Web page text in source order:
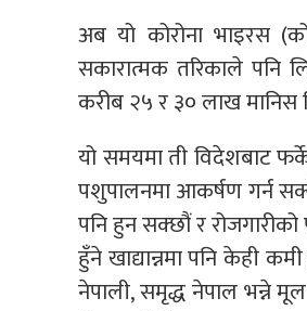
अब यो कोरोना भाइरस
सकारात्मक तरिकाले पनि
करीब २५ र ३० लाख
यो समयमा ती विदेशबाट
पशुपालनमा आकर्षण गर्न
पनि हुन सक्छौं र
हुँने खाद्यान्नमा पनि केही
नेपाली, समृद्ध नेपाल भन्ने